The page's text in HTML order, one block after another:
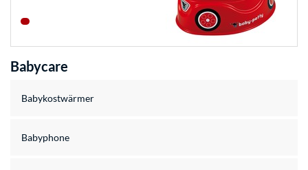
Babycare
Babykostwärmer
Babyphone